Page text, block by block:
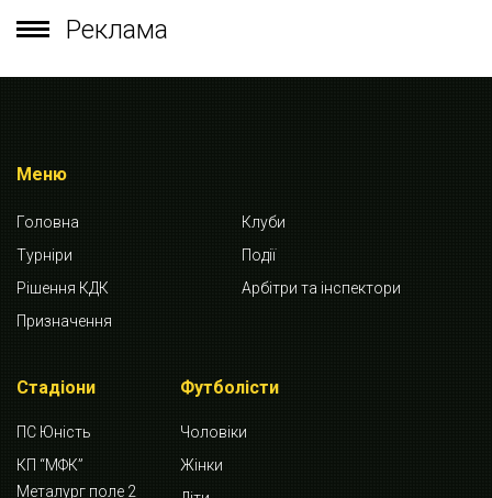
Реклама
Меню
Головна
Клуби
Турніри
Події
Рішення КДК
Арбітри та інспектори
Призначення
Стадіони
ПС Юність
КП “МФК”
Металург поле 2
Футболісти
Чоловіки
Жінки